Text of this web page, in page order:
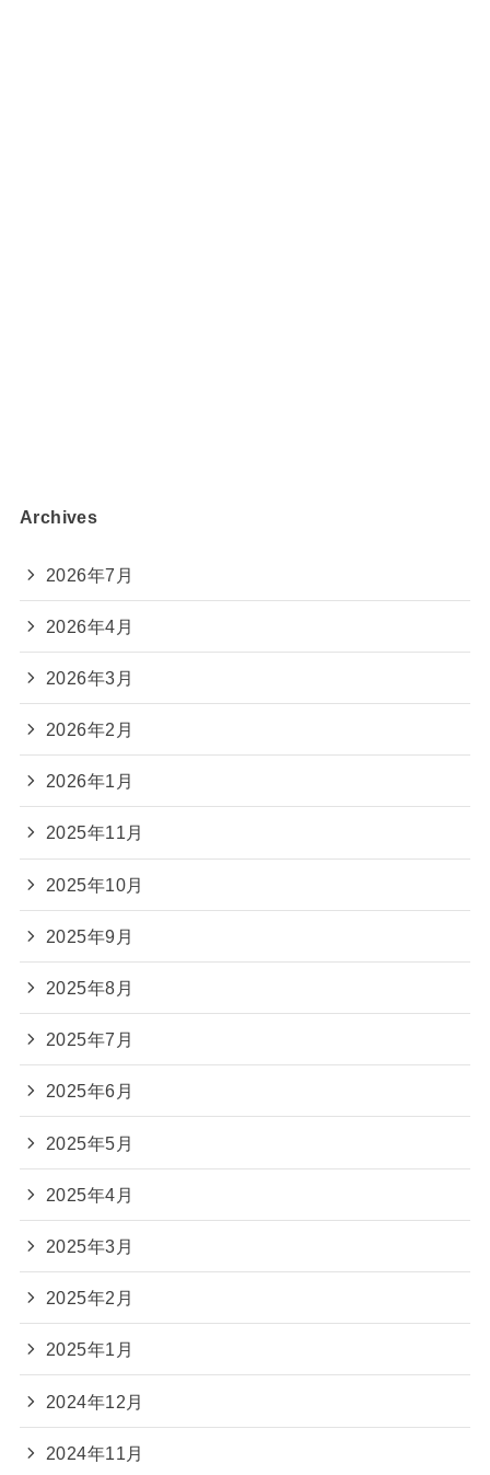
Archives
2026年7月
2026年4月
2026年3月
2026年2月
2026年1月
2025年11月
2025年10月
2025年9月
2025年8月
2025年7月
2025年6月
2025年5月
2025年4月
2025年3月
2025年2月
2025年1月
2024年12月
2024年11月